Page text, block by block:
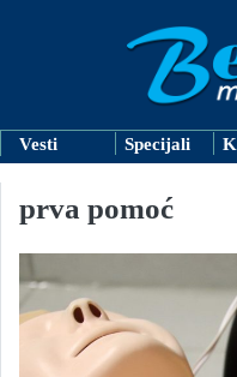
Vesti Specijali
prva pomoć